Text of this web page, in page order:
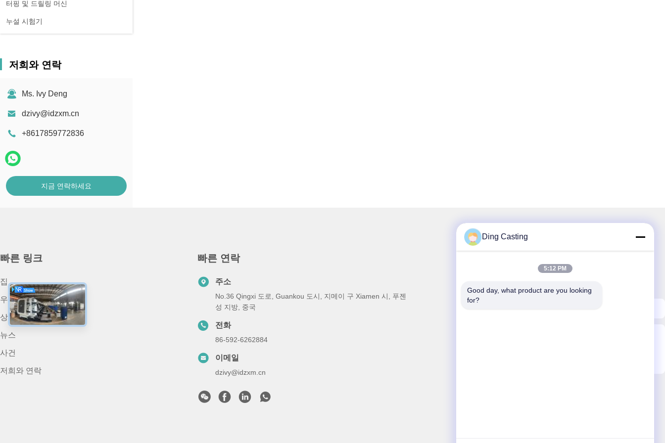
터핑 및 드릴링 머신
누설 시험기
저희와 연락
Ms. Ivy Deng
dzivy@idzxm.cn
+8617859772836
지금 연락하세요
빠른 링크
집
우리 에 관한 것
상품
뉴스
사건
저희와 연락
빠른 연락
주소
No.36 Qingxi 도로, Guankou 도시, 지메이 구 Xiamen 시, 푸젠
성 지방, 중국
전화
86-592-6262884
이메일
dzivy@idzxm.cn
Ding Casting
5:12 PM
Good day, what product are you looking
for?